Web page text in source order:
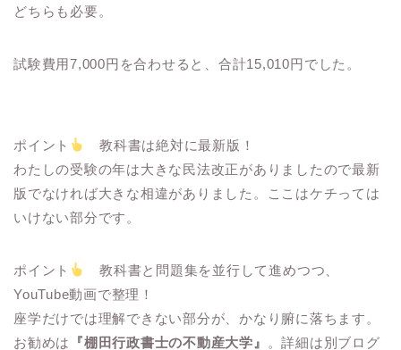
どちらも必要。
試験費用7,000円を合わせると、合計15,010円でした。
ポイント
教科書は絶対に最新版！
わたしの受験の年は大きな民法改正がありましたので最新
版でなければ大きな相違がありました。ここはケチっては
いけない部分です。
ポイント
教科書と問題集を並行して進めつつ、
YouTube動画で整理！
座学だけでは理解できない部分が、かなり腑に落ちます。
お勧めは
『棚田行政書士の不動産大学』 。詳細は別ブログ